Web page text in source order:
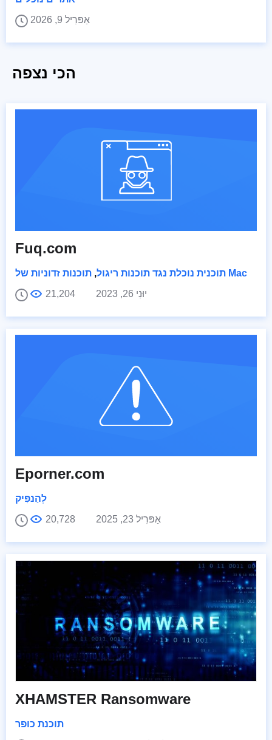
אַפּרִיל 9, 2026
הכי נצפה
Fuq.com
תוכנית נוכלת נגד תוכנות ריגול,
תוכנות זדוניות של Mac
יוּנִי 26, 2023
21,204
Eporner.com
לְהַנפִּיק
אַפּרִיל 23, 2025
20,728
XHAMSTER Ransomware
תוכנת כופר